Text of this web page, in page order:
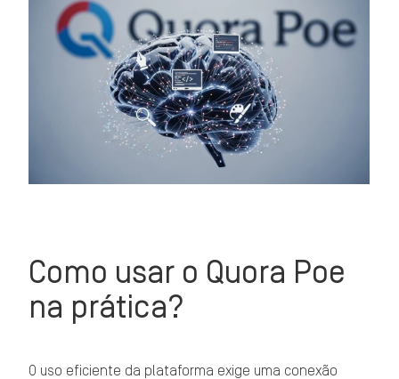
Como usar o Quora Poe
na prática?
O uso eficiente da plataforma exige uma conexão